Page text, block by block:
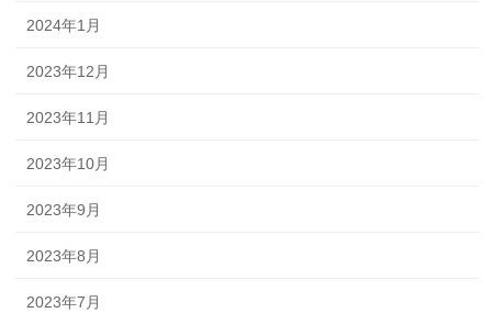
2024年1月
2023年12月
2023年11月
2023年10月
2023年9月
2023年8月
2023年7月